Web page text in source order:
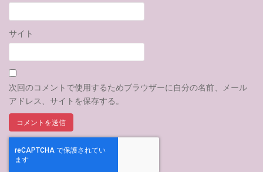
サイト
次回のコメントで使用するためブラウザーに自分の名前、メール
アドレス、サイトを保存する。